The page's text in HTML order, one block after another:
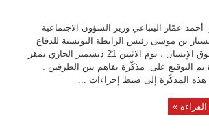
عمّار الينباعي وزير الشؤون الاجتماعية
بن موسى رئيس الرابطة التونسية للدفاع
عن حقوق الإنسان ، يوم الاثنين 21 ديسمبر الجاري بمقر
تم التوقيع على مذكّرة تفاهم بين الطرفين .
المذكّرة إلى ضبط إجراءات ...
»